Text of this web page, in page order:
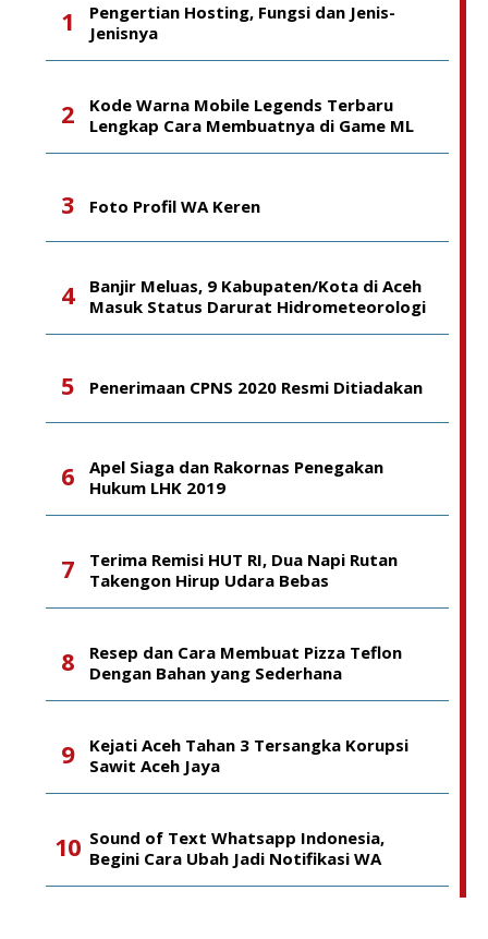
Pengertian Hosting, Fungsi dan Jenis-
Jenisnya
Kode Warna Mobile Legends Terbaru
Lengkap Cara Membuatnya di Game ML
Foto Profil WA Keren
Banjir Meluas, 9 Kabupaten/Kota di Aceh
Masuk Status Darurat Hidrometeorologi
Penerimaan CPNS 2020 Resmi Ditiadakan
Apel Siaga dan Rakornas Penegakan
Hukum LHK 2019
Terima Remisi HUT RI, Dua Napi Rutan
Takengon Hirup Udara Bebas
Resep dan Cara Membuat Pizza Teflon
Dengan Bahan yang Sederhana
Kejati Aceh Tahan 3 Tersangka Korupsi
Sawit Aceh Jaya
Sound of Text Whatsapp Indonesia,
Begini Cara Ubah Jadi Notifikasi WA